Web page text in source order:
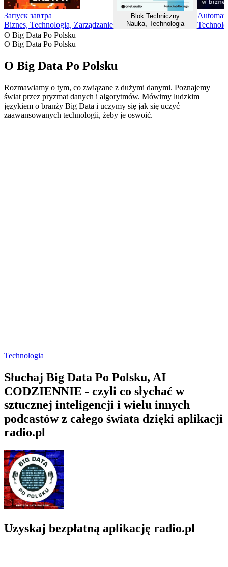
Запуск завтра
Biznes, Technologia, Zarządzanie
Blok Techniczny
Nauka, Technologia
O Big Data Po Polsku
O Big Data Po Polsku
O Big Data Po Polsku
Rozmawiamy o tym, co związane z dużymi danymi. Poznajemy
świat przez pryzmat danych i algorytmów. Mówimy ludzkim
językiem o branży Big Data i uczymy się jak się uczyć
zaawansowanych technologii, żeby je oswoić.
Technologia
Słuchaj Big Data Po Polsku, AI
CODZIENNIE - czyli co słychać w
sztucznej inteligencji i wielu innych
podcastów z całego świata dzięki aplikacji
radio.pl
Uzyskaj bezpłatną aplikację radio.pl